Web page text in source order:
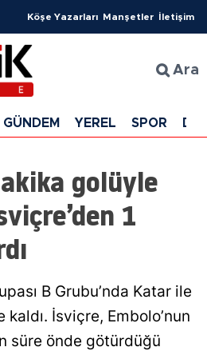
Köşe Yazarları Manşetler İletişim
Ara
GÜNDEM YEREL SPOR
golüyle
1
B Grubu’nda Katar ile
İsviçre, Embolo’nun
süre önde götürdüğü